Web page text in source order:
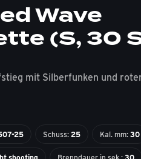
Wave
(S, 30
mit Silberfunken und
25 Schuss:25 Kal. mm:30